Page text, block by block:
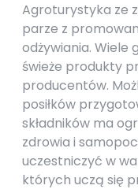
Agroturystyka ze
parze z
odżywiania. Wiele
świeże produkty
producentów.
posiłków
składników ma
zdrowia i
uczestniczyć w
których uczą się